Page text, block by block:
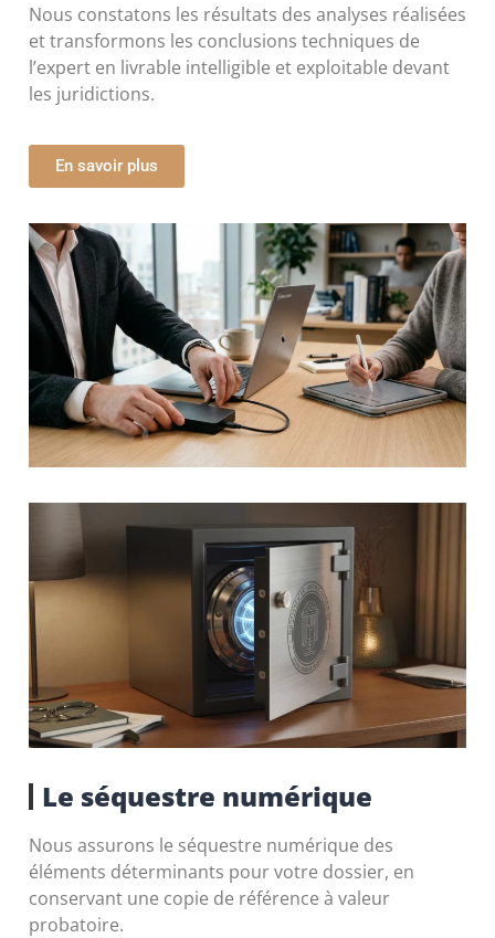
Nous constatons les résultats des analyses réalisées
et transformons les conclusions techniques de
l’expert en livrable intelligible et exploitable devant
les juridictions.
En savoir plus
Le séquestre numérique
Nous assurons le séquestre numérique des
éléments déterminants pour votre dossier, en
conservant une copie de référence à valeur
probatoire.